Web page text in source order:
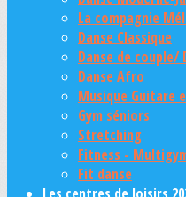
La compagnie
Danse Classique
Danse de couple/
Danse Afro
Musique Guitare
Gym séniors
Stretching
Fitness -
Fit danse